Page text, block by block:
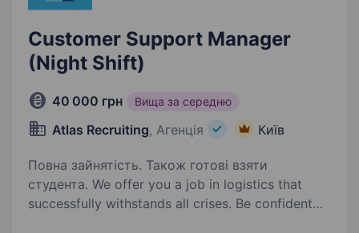
Customer Support Manager
(Night Shift)
40 000 грн Вища за середню
Atlas Recruiting, Агенція Київ
Повна зайнятість. Також готові взяти
студента. We offer you a job in logistics that
successfully withstands all crises. Be confident